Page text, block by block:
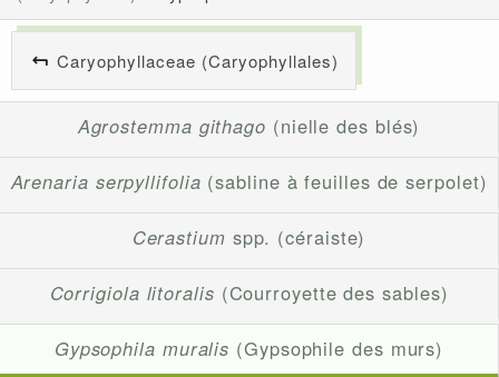
Caryophyllaceae (Caryophyllales)
Agrostemma githago (nielle des blés)
Arenaria serpyllifolia (sabline à feuilles de serpolet)
Cerastium spp. (céraiste)
Corrigiola litoralis (Courroyette des sables)
Gypsophila muralis (Gypsophile des murs)